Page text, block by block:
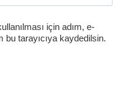
için adım, e-
tarayıcıya kaydedilsin.